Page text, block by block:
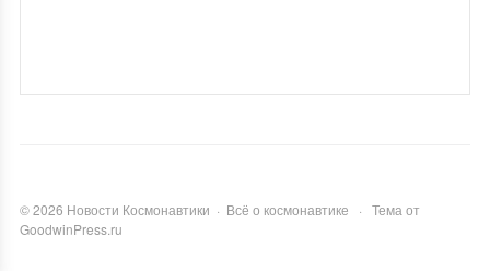
©2026 Новости Космонавтики · Всё о космонавтике · Тема от
GoodwinPress.ru